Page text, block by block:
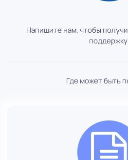
Напишите нам, чтобы
Где может быть